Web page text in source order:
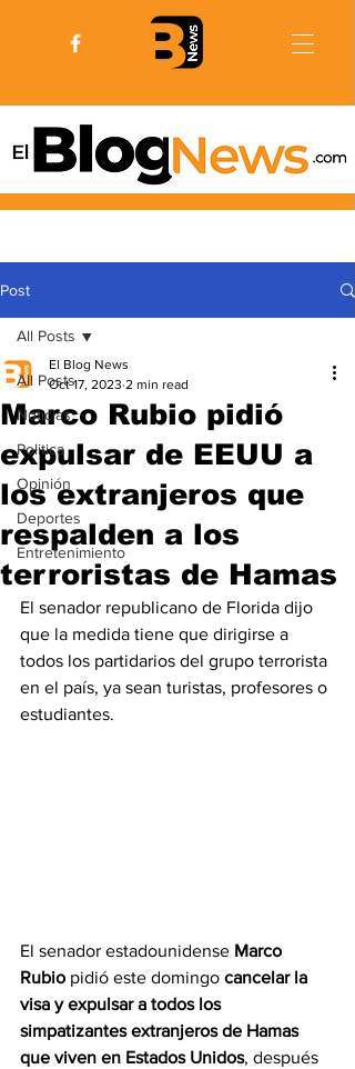
Post
All Posts
Noticias
Politica
Opinión
Deportes
Entretenimiento
All Posts
Marco Rubio pidió
expulsar de EEUU a
los extranjeros que
respalden a los
terroristas de Hamas
El Blog News
Oct 17, 2023 2 min read
El senador republicano de Florida dijo
que la medida tiene que dirigirse a
todos los partidarios del grupo terrorista
en el país, ya sean turistas, profesores o
estudiantes.
El senador estadounidense Marco
Rubio pidió este domingo cancelar la
visa y expulsar a todos los
simpatizantes extranjeros de Hamas
que viven en Estados Unidos, después